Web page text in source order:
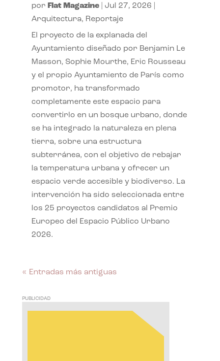
por Flat Magazine| Jul 27, 2026
Arquitectura, Reportaje
El proyecto de la explanada del
Ayuntamiento diseñado por Benjamin Le
Masson, Sophie Mourthe, Eric Rousseau
y el propio Ayuntamiento de París como
promotor, ha transformado
completamente este espacio para
convertirlo en un bosque urbano, donde
se ha integrado la naturaleza en plena
tierra, sobre una estructura
subterránea, con el objetivo de rebajar
la temperatura urbana y ofrecer un
espacio verde accesible y biodiverso. La
intervención ha sido seleccionada entre
los 25 proyectos candidatos al Premio
Europeo del Espacio Público Urbano
2026.
« Entradas más antiguas
PUBLICIDAD